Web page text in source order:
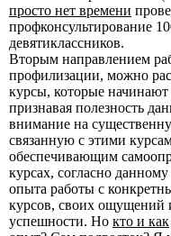
просто нет времени
профконсультирование
девятиклассников.
Вторым направлением
профилизации, можно
курсы, которые начинают
признавая полезность
внимание на
связанную с этими
обеспечивающим
курсах, согласно
опыта работы с
курсов, своих ощущений
успешности. Но кто и как